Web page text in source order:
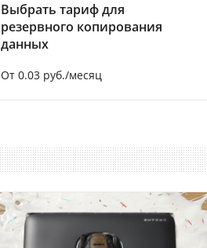
Выбрать тариф для
резервного копирования
данных
От 0.03 руб./месяц